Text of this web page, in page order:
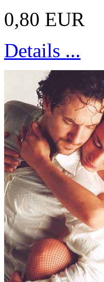
0,80 EUR
Details ...